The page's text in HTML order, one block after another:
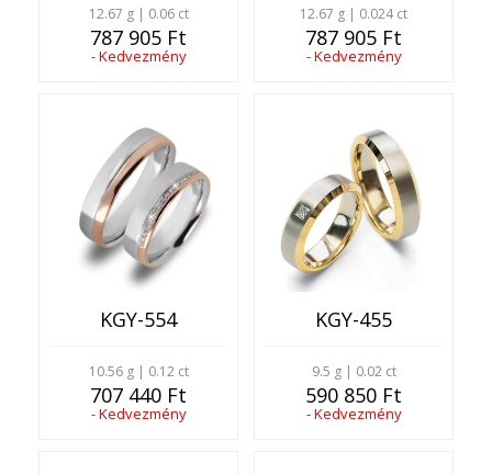
12.67 g | 0.06 ct
787 905 Ft
- Kedvezmény
12.67 g | 0.024 ct
787 905 Ft
- Kedvezmény
KGY-554
10.56 g | 0.12 ct
707 440 Ft
- Kedvezmény
KGY-455
9.5 g | 0.02 ct
590 850 Ft
- Kedvezmény